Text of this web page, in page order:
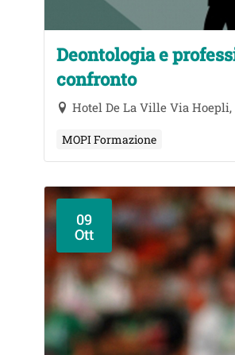
Deontologia e
confronto
Hotel De La Ville Via
MOPI Formazione
09
Ott